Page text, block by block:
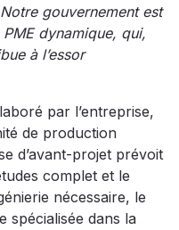
Notre gouvernement est
dynamique, qui,
à l’essor
par l’entreprise,
de production
d’avant-projet prévoit
complet et le
nécessaire, le
spécialisée dans la